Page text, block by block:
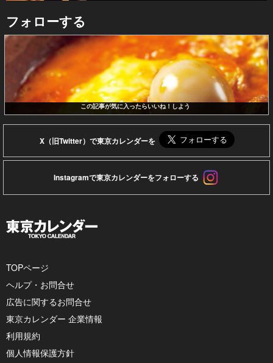
フォローする
この記事が気に入ったらいいね！しよう
X（旧Twitter）で東京カレンダーを
Instagramで東京カレンダーをフォローする
TOPページ
ヘルプ・お問合せ
広告に関するお問合せ
東京カレンダー 企業情報
利用規約
個人情報保護方針